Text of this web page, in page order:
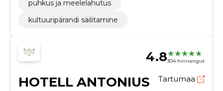
puhkus ja meelelahutus
kultuuripärandi säilitamine
4.8304 hinnangut
HOTELL ANTONIUS
Tartumaa